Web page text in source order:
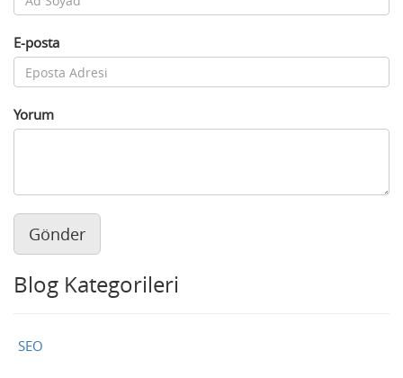
E-posta
Yorum
Gönder
Blog Kategorileri
SEO